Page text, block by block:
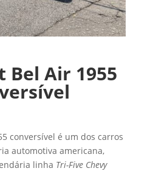
Bel Air 1955
conversível é um dos carros
automotiva americana,
linha Tri-Five Chevy